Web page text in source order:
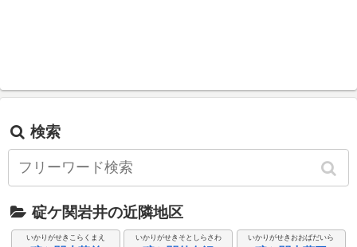
検索
碇ケ関岩井の近隣地区
いかりがせきこらくまえ いかりがせきそとしらさわ いかりがせきおおばだいら